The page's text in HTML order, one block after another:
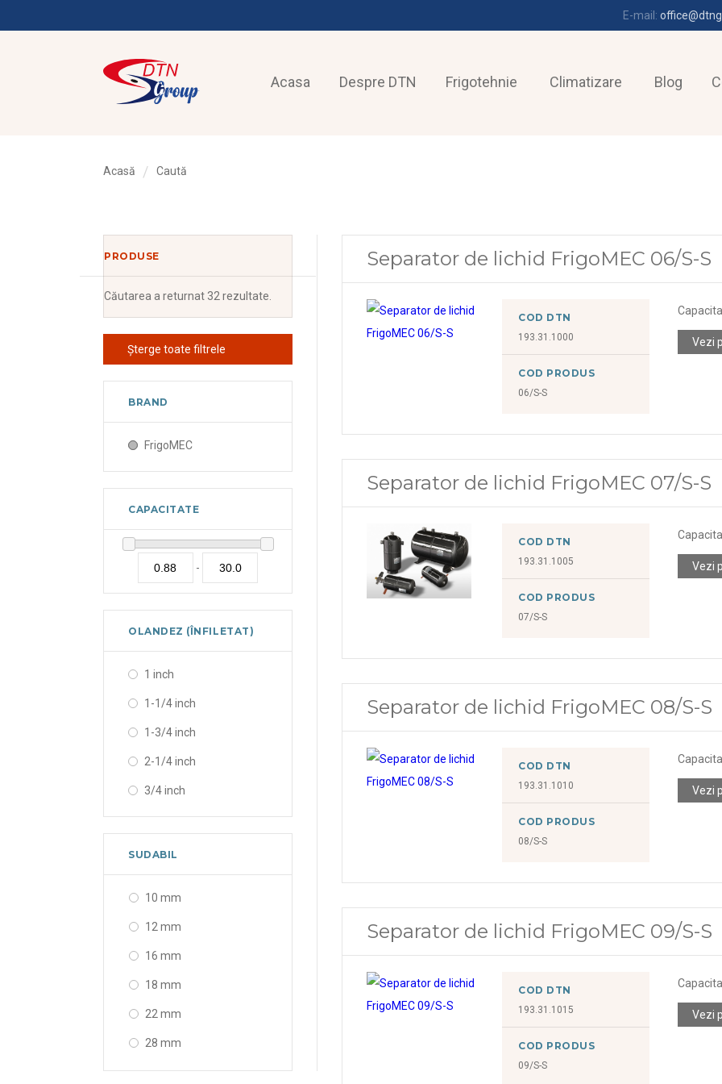
E-mail:
Acasa Despre DTN Frigotehnie Climatizare Blog
Acasă Caută
PRODUSE
Căutarea a returnat 32 rezultate.
Șterge toate filtrele
BRAND
FrigoMEC
CAPACITATE
-
OLANDEZ (ÎNFILETAT)
1 inch
1-1/4 inch
1-3/4 inch
2-1/4 inch
3/4 inch
SUDABIL
10 mm
12 mm
16 mm
18 mm
22 mm
28 mm
35 mm
Separator de lichid FrigoMEC 06/S-S
COD DTN
193.31.1000
COD PRODUS
06/S-S
Vezi
Separator de lichid FrigoMEC 07/S-S
COD DTN
193.31.1005
COD PRODUS
07/S-S
Vezi
Separator de lichid FrigoMEC 08/S-S
COD DTN
193.31.1010
COD PRODUS
08/S-S
Vezi
Separator de lichid FrigoMEC 09/S-S
COD DTN
193.31.1015
COD PRODUS
09/S-S
Vezi